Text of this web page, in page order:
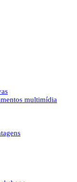
multimídia